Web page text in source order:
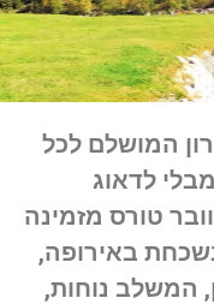
המושלם לכל
לדאוג
טורס מזמינה
באירופה,
המשלב נוחות,